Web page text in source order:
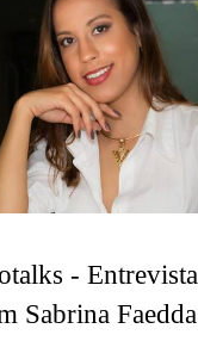
- Entrevista
Sabrina Faedda